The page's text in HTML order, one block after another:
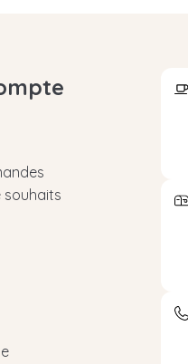
souhaits